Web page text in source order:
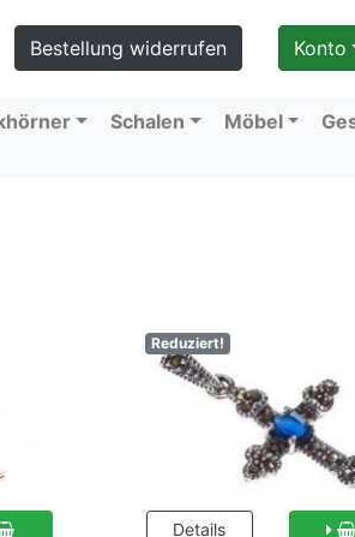
Bestellung widerrufen Konto
Schalen Möbel
Reduziert!